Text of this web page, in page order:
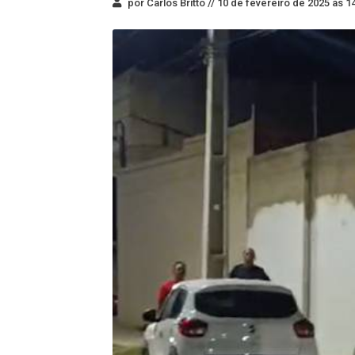
por Carlos Britto // 10 de fevereiro de 2025 às